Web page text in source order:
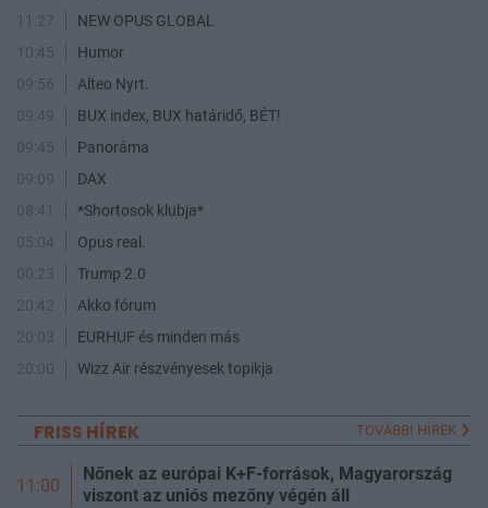
11:27
NEW OPUS GLOBAL
10:45
Humor
09:56
Alteo Nyrt.
09:49
BUX index, BUX határidő, BÉT!
09:45
Panoráma
09:09
DAX
08:41
*Shortosok klubja*
05:04
Opus real.
00:23
Trump 2.0
20:42
Akko fórum
20:03
EURHUF és minden más
20:00
Wizz Air részvényesek topikja
FRISS HÍREK TOVÁBBI HÍREK
11:00
Nőnek az európai K+F-források, Magyarország
viszont az uniós mezőny végén áll